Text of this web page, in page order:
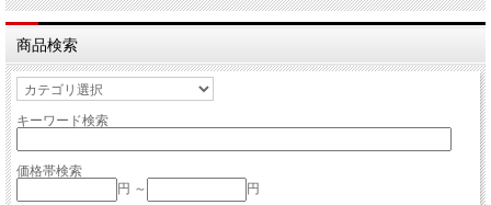
商品検索
キーワード検索
価格帯検索
円 ～
円